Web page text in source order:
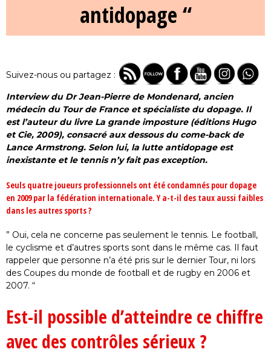
antidopage “
Suivez-nous ou partagez :
Interview du Dr Jean-Pierre de Mondenard, ancien
médecin du Tour de France et spécialiste du dopage. Il
est l’auteur du livre La grande imposture (éditions Hugo
et Cie, 2009), consacré aux dessous du come-back de
Lance Armstrong. Selon lui, la lutte antidopage est
inexistante et le tennis n’y fait pas exception.
Seuls quatre joueurs professionnels ont été condamnés pour dopage
en 2009 par la fédération internationale. Y a-t-il des taux aussi faibles
dans les autres sports ?
” Oui, cela ne concerne pas seulement le tennis. Le football,
le cyclisme et d’autres sports sont dans le même cas. Il faut
rappeler que personne n’a été pris sur le dernier Tour, ni lors
des Coupes du monde de football et de rugby en 2006 et
2007. “
Est-il possible d’atteindre ce chiffre
avec des contrôles sérieux ?